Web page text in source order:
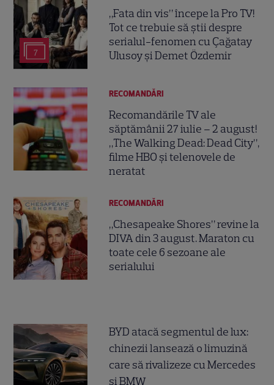
7
„Fata din vis” începe la Pro TV!
Tot ce trebuie să știi despre
serialul-fenomen cu Çağatay
Ulusoy și Demet Özdemir
RECOMANDĂRI
Recomandările TV ale
săptămânii 27 iulie – 2 august!
„The Walking Dead: Dead City”,
filme HBO și telenovele de
neratat
RECOMANDĂRI
„Chesapeake Shores” revine la
DIVA din 3 august. Maraton cu
toate cele 6 sezoane ale
serialului
BYD atacă segmentul de lux:
chinezii lansează o limuzină
care să rivalizeze cu Mercedes
și BMW